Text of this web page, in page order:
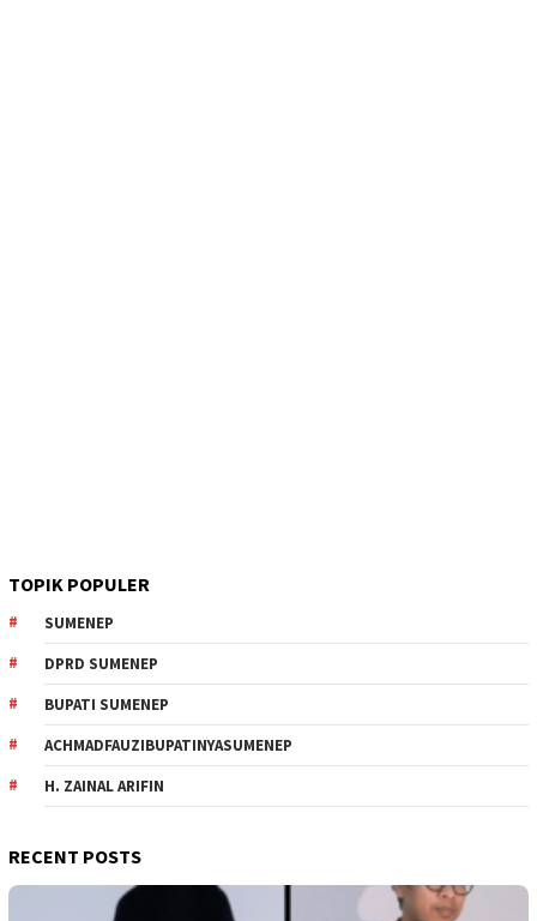
TOPIK POPULER
SUMENEP
DPRD SUMENEP
BUPATI SUMENEP
ACHMADFAUZIBUPATINYASUMENEP
H. ZAINAL ARIFIN
RECENT POSTS